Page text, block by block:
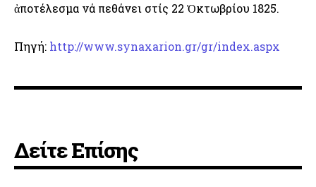
ἀποτέλεσμα νά πεθάνει στίς 22 Ὀκτωβρίου 1825.
Πηγή: http://www.synaxarion.gr/gr/index.aspx
Δείτε Επίσης